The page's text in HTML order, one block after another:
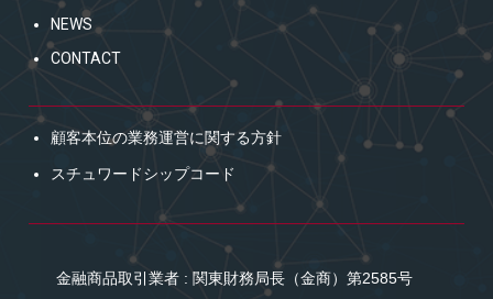
NEWS
CONTACT
顧客本位の業務運営に関する方針
スチュワードシップコード
金融商品取引業者 : 関東財務局長（金商）第2585号